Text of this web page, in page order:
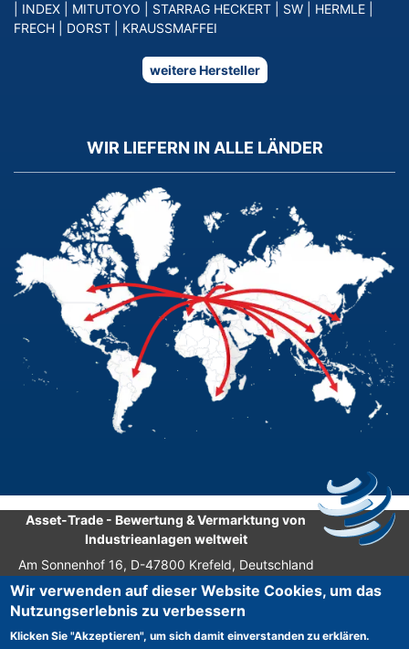
INDEX MITUTOYO STARRAG HECKERT SW HERMLE
FRECH
DORST KRAUSSMAFFEI
weitere Hersteller
WIR LIEFERN IN ALLE LÄNDER
Asset-Trade - Bewertung & Vermarktung von
Industrieanlagen weltweit
Am Sonnenhof 16, D-47800 Krefeld, Deutschland
Tel.: +49 2151 32 500 33
Fax.: +49 2151 65 29 22
© 2026 Asset-Trade
Wir verwenden auf dieser Website Cookies, um das
Nutzungserlebnis zu verbessern
Klicken Sie "Akzeptieren", um sich damit einverstanden zu erklären.